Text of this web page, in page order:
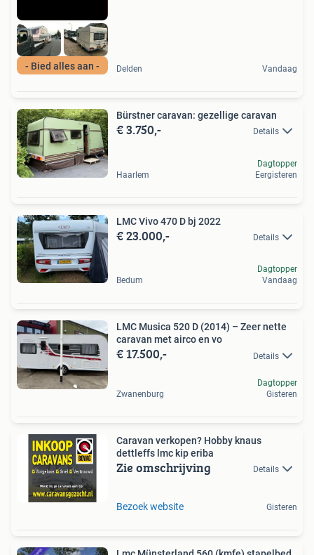
- Bied alles aan - Delden Vandaag
Bürstner caravan: gezellige caravan
€ 3.750,- Details
Haarlem
Dagtopper
Eergisteren
LMC Vivo 470 D bj 2022
€ 23.000,- Details
Bedum
Dagtopper
Vandaag
LMC Musica 520 D (2014) – Zeer nette
caravan met airco en vo
€ 17.500,- Details
Zwanenburg
Dagtopper
Gisteren
Caravan verkopen? Hobby knaus
dettleffs lmc kip eriba
Zie omschrijving Details
Bezoek website Gisteren